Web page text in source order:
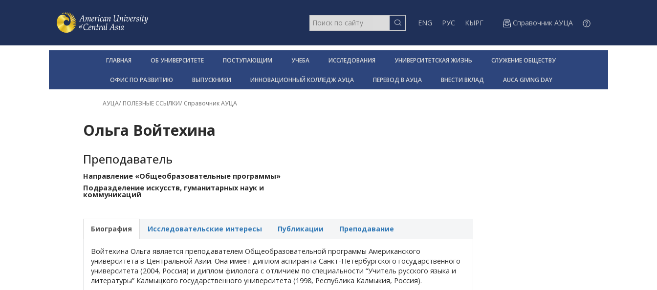
ENG РУС КЫРГ Справочник АУЦА
ГЛАВНАЯ ОБ УНИВЕРСИТЕТЕ ПОСТУПАЮЩИМ УЧЕБА ИССЛЕДОВАНИЯ УНИВЕРСИТЕТСКАЯ ЖИЗНЬ СЛУЖЕНИЕ ОБЩЕСТВУ
ОФИС ПО РАЗВИТИЮ ВЫПУСКНИКИ ИННОВАЦИОННЫЙ КОЛЛЕДЖ АУЦА ПЕРЕВОД В АУЦА ВНЕСТИ ВКЛАД AUCA GIVING DAY
АУЦА/ ПОЛЕЗНЫЕ ССЫЛКИ/ Справочник АУЦА
Ольга Войтехина
Преподаватель
Направление «Общеобразовательные программы»
Подразделение искусств, гуманитарных наук и
коммуникаций
Биография Исследовательские интересы Публикации Преподавание
Войтехина Ольга является преподавателем Общеобразовательной программы Американского
университета в Центральной Азии. Она имеет диплом аспиранта Санкт-Петербургского государственного
университета (2004, Россия) и диплом филолога с отличием по специальности “Учитель русского языка и
литературы” Калмыцкого государственного университета (1998, Республика Калмыкия, Россия).